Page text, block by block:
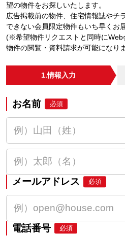
望の物件をお探しいたします。
広告掲載前の物件、住宅情報誌やチ
できない会員限定物件もいち早くお
(※希望物件リクエストと同時にWeb
物件の閲覧・資料請求が可能になり
1.情報入力
お名前 必須
メールアドレス 必須
電話番号 必須